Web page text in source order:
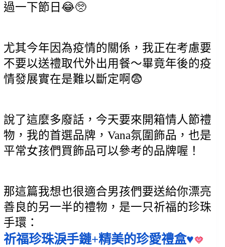
過一下節日😂🥺
尤其今年因為疫情的關係，我正在考慮要
不要以送禮取代外出用餐～畢竟年後的疫
情發展實在是難以斷定啊😨
說了這麼多廢話，今天要來開箱情人節禮
物，我的首選品牌，Vana氛圍飾品，也是
平常女孩們買飾品可以參考的品牌喔！
那這篇我想也很適合男孩們要送給你漂亮
善良的另一半的禮物，是一只祈福的珍珠
手環：
祈福珍珠淚手鏈+精美的珍愛禮盒♥️